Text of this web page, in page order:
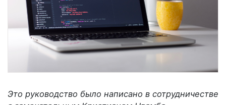
Это руководство было написано в сотрудничестве